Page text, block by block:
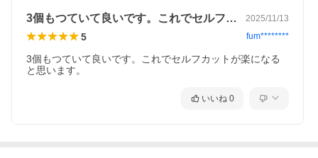
3個もつていて良いです。これでセルフカ… 2025/11/13
5 fum********
3個もつていて良いです。これでセルフカットが楽になる
と思います。
いいね 0